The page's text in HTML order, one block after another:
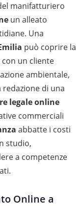
manifatturiero
un alleato
Una
può coprire la
un cliente
ambientale,
di una
legale online
commerciali
abbatte i costi
studio,
a competenze
Online a